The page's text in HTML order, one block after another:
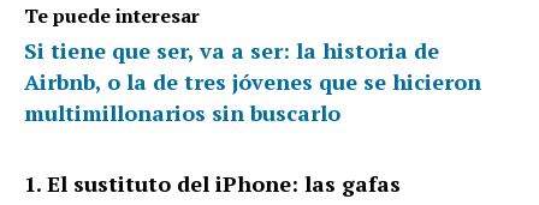
Te puede interesar
Si tiene que ser, va a ser: la historia de
Airbnb, o la de tres jóvenes que se hicieron
multimillonarios sin buscarlo
1. El sustituto del iPhone: las gafas